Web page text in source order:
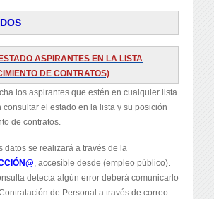
ASPIRANTES EN LA LISTA
DE CONTRATOS)
los aspirantes que estén en cualquier lista
el estado en la lista y su posición
de contratos.
datos se realizará a través de la
, accesible desde (empleo público).
detecta algún error deberá comunicarlo
de Personal a través de correo